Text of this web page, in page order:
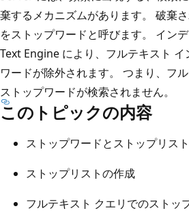
棄するメカニズムがあります。 破棄
をストップワードと呼びます。 イン
Text Engine により、フルテキスト
ワードが除外されます。 つまり、フ
ストップワードが検索されません。
このトピックの内容
ストップワードとストップリス
ストップリストの作成
フルテキスト クエリでのストッ